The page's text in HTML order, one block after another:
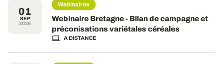
01
SEP
2026
Webinaires
Webinaire Bretagne - Bilan de campagne et
préconisations variétales céréales
A DISTANCE